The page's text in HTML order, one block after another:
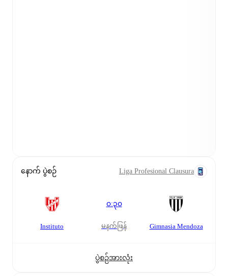
နောက် ပွဲစဉ် Liga Profesional Clausura
Instituto
၀:၃၀
မနက်ဖြန် Gimnasia Mendoza
ပွဲစဉ်အားလုံး